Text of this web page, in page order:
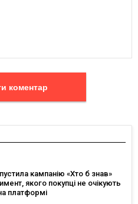
Залишити коментар
кампанію «Хто б знав»
якого покупці не очікують
платформі